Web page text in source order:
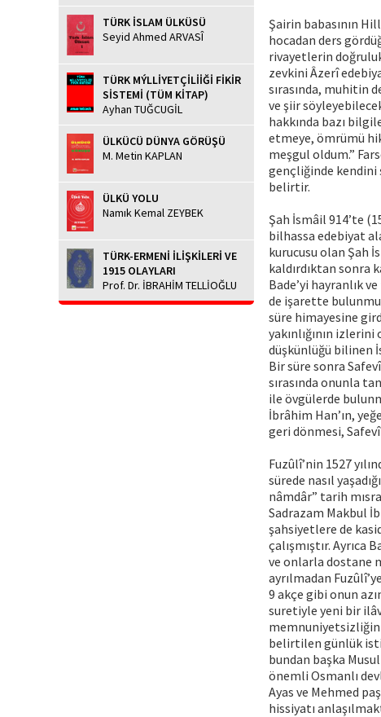
TÜRK İSLAM ÜLKÜSÜ
Seyid Ahmed ARVASÎ
TÜRK MÝLLİYETÇİLİİĞİ FİKİR
SİSTEMİ (TÜM KİTAP)
Ayhan TUĞCUGİL
ÜLKÜCÜ DÜNYA GÖRÜŞÜ
M. Metin KAPLAN
ÜLKÜ YOLU
Namık Kemal ZEYBEK
TÜRK-ERMENİ İLİŞKİLERİ VE
1915 OLAYLARI
Prof. Dr. İBRAHİM TELLİOĞLU
Şairin babasının
hocadan ders
rivayetlerin
zevkini Âzerî
sırasında, muhitin
ve şiir
hakkında bazı
etmeye, ömrümü
meşgul oldum.”
gençliğinde kendini
belirtir.
Şah İsmâil 914’te
bilhassa edebiyat
kurucusu olan Şah
kaldırdıktan sonra
Bade’yi hayranlık
de işarette
süre himayesine
yakınlığının
düşkünlüğü bilinen
Bir süre sonra
sırasında onunla
ile övgülerde
İbrâhim Han’ın,
geri dönmesi,
Fuzûlî’nin 1527
sürede nasıl
nâmdâr” tarih
Sadrazam Makbul
şahsiyetlere de
çalışmıştır. Ayrıca
ve onlarla dostane
ayrılmadan
9 akçe gibi onun
suretiyle yeni bir
belirtilen günlük
bundan başka
önemli Osmanlı
Ayas ve Mehmed
hissiyatı